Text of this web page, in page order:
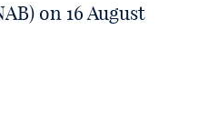
on 16 August